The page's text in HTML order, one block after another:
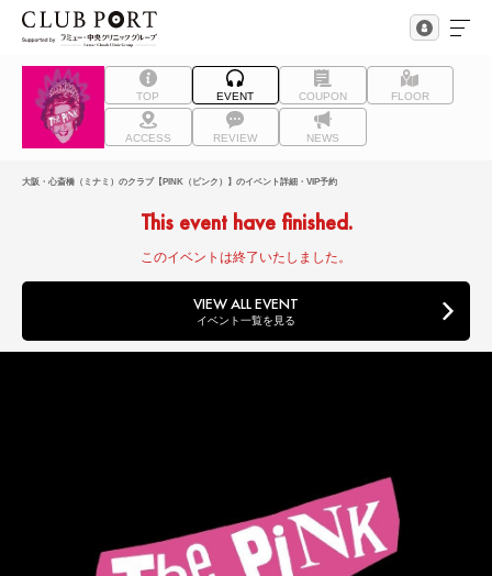
TOP EVENT COUPON FLOOR
ACCESS REVIEW NEWS
大阪・心斎橋（ミナミ）のクラブ【PINK（ピンク）】のイベント詳細・VIP予約
This event have finished.
このイベントは終了いたしました。
VIEW ALL EVENT
イベント一覧を見る